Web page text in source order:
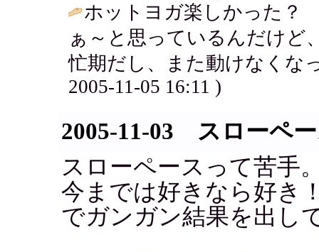
ホットヨガ楽しかった？
ぁ～と思っているんだけど
忙期だし、また動けなくな
2005-11-05 16:11 )
2005-11-03 スローペ
スローペースって苦手
今までは好きなら好き
でガンガン結果を出し